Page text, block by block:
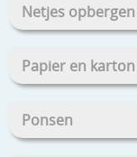
Netjes opbergen
Papier en karton
Ponsen